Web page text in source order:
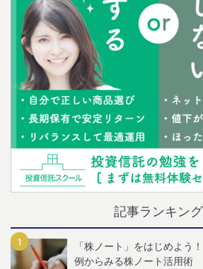
記事ランキング
「株ノート」をはじめよう
例からみる株ノート活用術